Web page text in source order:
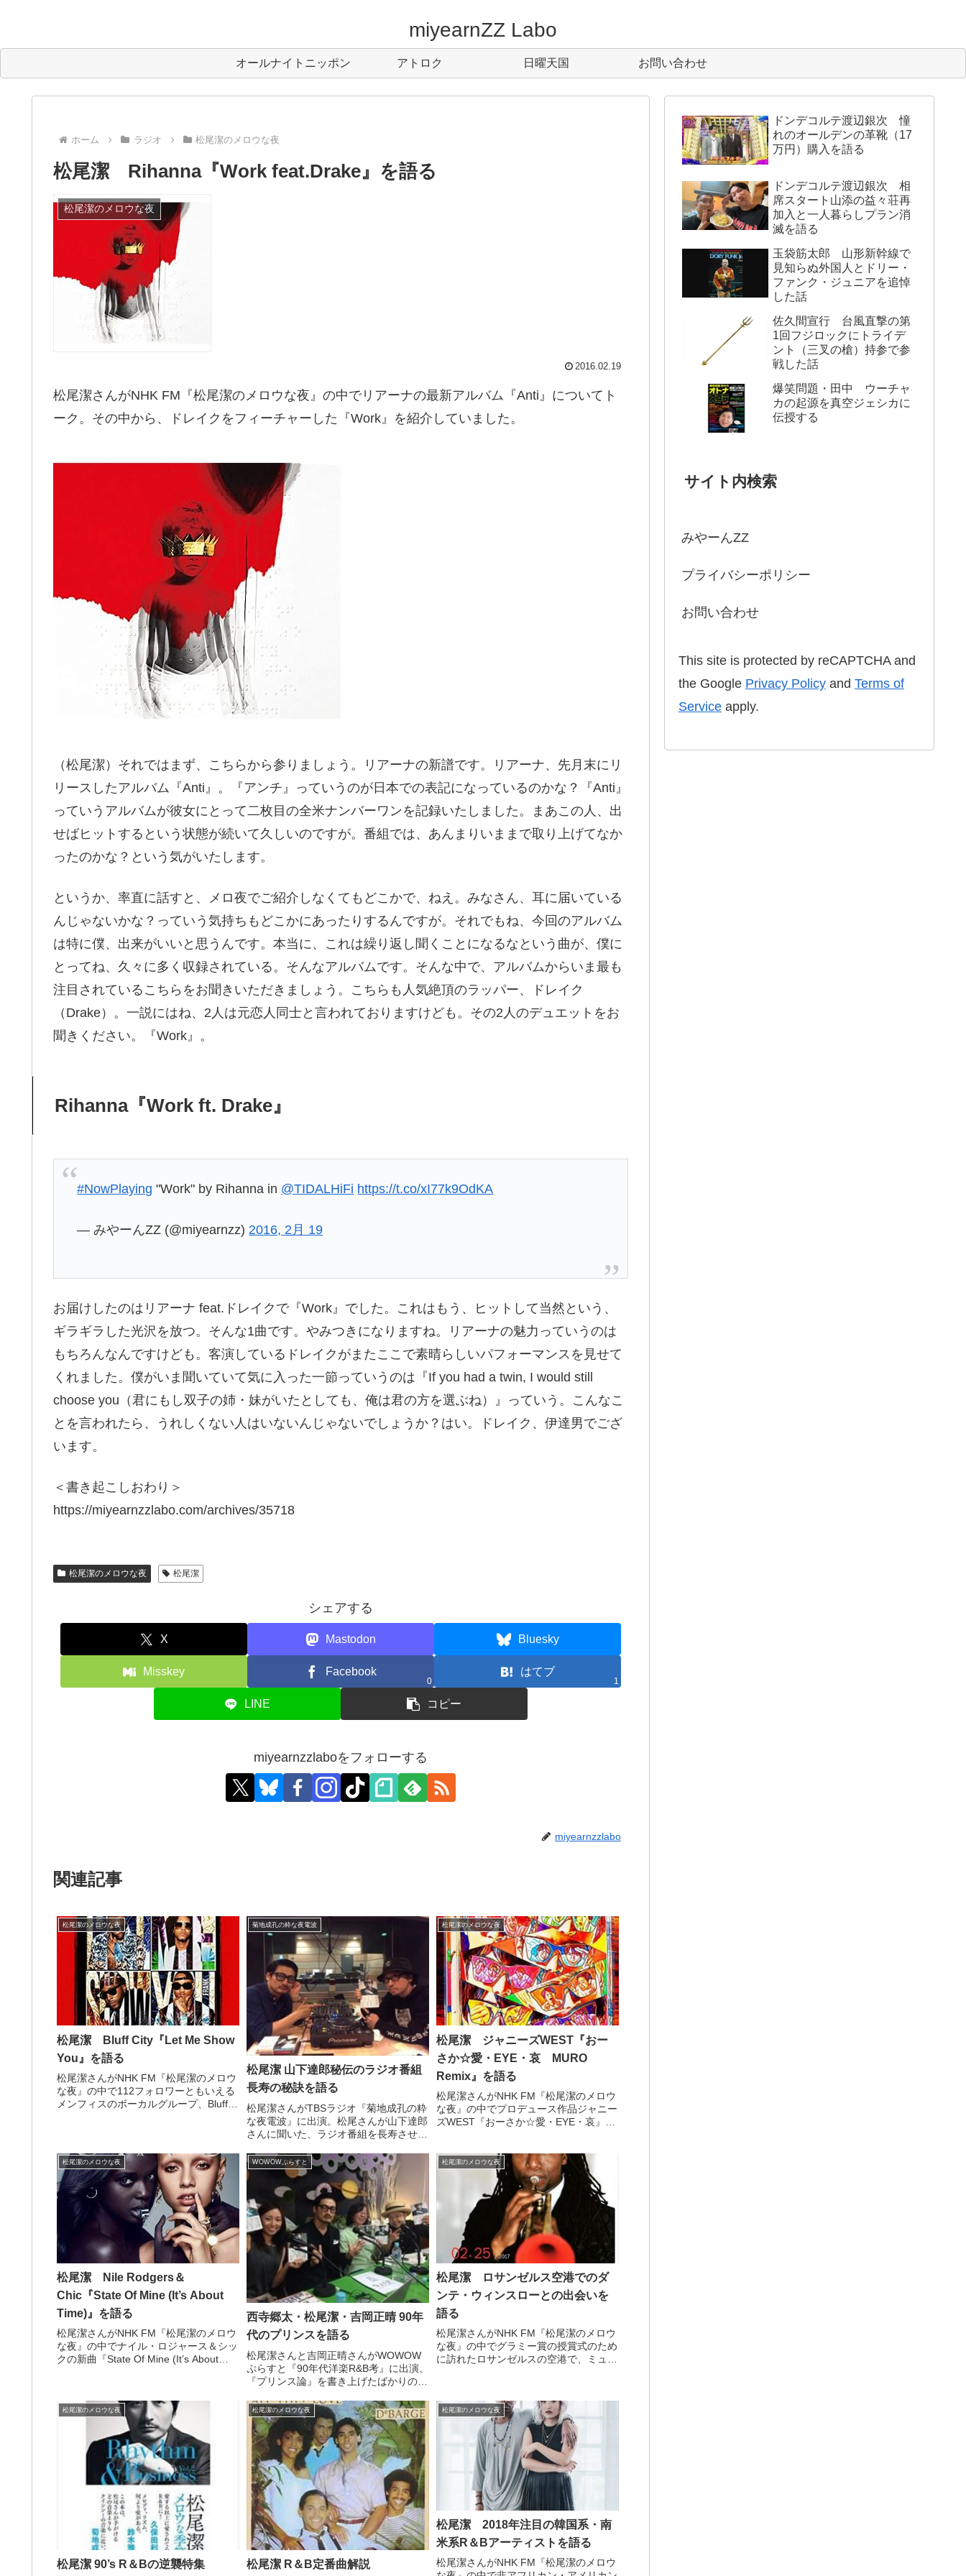
miyearnZZ Labo
オールナイトニッポン アトロク 日曜天国 お問い合わせ
ホーム ラジオ 松尾潔のメロウな夜
松尾潔 Rihanna『Work feat.Drake』を語る
松尾潔のメロウな夜
2016.02.19
松尾潔さんがNHK FM『松尾潔のメロウな夜』の中でリアーナの最新アルバム『Anti』についてト
ーク。その中から、ドレイクをフィーチャーした『Work』を紹介していました。
（松尾潔）それではまず、こちらから参りましょう。リアーナの新譜です。リアーナ、先月末にリ
リースしたアルバム『Anti』。『アンチ』っていうのが日本での表記になっているのかな？『Anti』
っていうアルバムが彼女にとって二枚目の全米ナンバーワンを記録いたしました。まあこの人、出
せばヒットするという状態が続いて久しいのですが。番組では、あんまりいままで取り上げてなか
ったのかな？という気がいたします。
というか、率直に話すと、メロ夜でご紹介しなくてもどこかで、ねえ。みなさん、耳に届いている
んじゃないかな？っていう気持ちもどこかにあったりするんですが。それでもね、今回のアルバム
は特に僕、出来がいいと思うんです。本当に、これは繰り返し聞くことになるなという曲が、僕に
とってね、久々に多く収録されている。そんなアルバムです。そんな中で、アルバムからいま最も
注目されているこちらをお聞きいただきましょう。こちらも人気絶頂のラッパー、ドレイク
（Drake）。一説にはね、2人は元恋人同士と言われておりますけども。その2人のデュエットをお
聞きください。『Work』。
Rihanna『Work ft. Drake』
#NowPlaying "Work" by Rihanna in @TIDALHiFi https://t.co/xI77k9OdKA
— みやーんZZ (@miyearnzz) 2016, 2月 19
お届けしたのはリアーナ feat.ドレイクで『Work』でした。これはもう、ヒットして当然という、
ギラギラした光沢を放つ。そんな1曲です。やみつきになりますね。リアーナの魅力っていうのは
もちろんなんですけども。客演しているドレイクがまたここで素晴らしいパフォーマンスを見せて
くれました。僕がいま聞いていて気に入った一節っていうのは『If you had a twin, I would still
choose you（君にもし双子の姉・妹がいたとしても、俺は君の方を選ぶね）』っていう。こんなこ
とを言われたら、うれしくない人はいないんじゃないでしょうか？はい。ドレイク、伊達男でござ
います。
＜書き起こしおわり＞
https://miyearnzzlabo.com/archives/35718
松尾潔のメロウな夜 松尾潔
シェアする
X Mastodon Bluesky
Misskey Facebook
0
はてブ
1
LINE コピー
miyearnzzlaboをフォローする
miyearnzzlabo
関連記事
松尾潔のメロウな夜
松尾潔 Bluff City『Let Me Show
You』を語る
松尾潔さんがNHK FM『松尾潔のメロウ
な夜』の中で112フォロワーともいえる
メンフィスのボーカルグループ、Bluff
菊地成孔の粋な夜電波
松尾潔 山下達郎秘伝のラジオ番組
長寿の秘訣を語る
松尾潔さんがTBSラジオ『菊地成孔の粋
な夜電波』に出演。松尾さんが山下達郎
さんに聞いた、ラジオ番組を長寿させる
ございます。 昨夜TBSラジオ『菊地成
孔の粋な夜電波』に耳を傾けてくださっ
た方々に厚く御礼申し...
松尾潔のメロウな夜
松尾潔 ジャニーズWEST『おー
さか☆愛・EYE・哀 MURO
Remix』を語る
松尾潔さんがNHK FM『松尾潔のメロウ
な夜』の中でプロデュース作品ジャニー
ズWEST『おーさか☆愛・EYE・哀』の
さか☆愛・EYE・哀」を含むジャニーズ
松尾潔のメロウな夜
松尾潔 Nile Rodgers＆
Chic『State Of Mine (It’s About
Time)』を語る
松尾潔さんがNHK FM『松尾潔のメロウ
な夜』の中でナイル・ロジャース＆シッ
クの新曲『State Of Mine (It’s About
WOWOWぷらすと
西寺郷太・松尾潔・吉岡正晴 90年
代のプリンスを語る
松尾潔さんと吉岡正晴さんがWOWOW
ぷらすと『90年代洋楽R&B考』に出演。
『プリンス論』を書き上げたばかりの西
て語り合っていました。WOWOWぷら
すとをご覧の皆様、長時間の余談？にお
付き合いくださいま...
松尾潔のメロウな夜
松尾潔 ロサンゼルス空港でのダ
ンテ・ウィンスローとの出会いを
語る
松尾潔さんがNHK FM『松尾潔のメロウ
な夜』の中でグラミー賞の授賞式のため
に訪れたロサンゼルスの空港で、ミュー
@dontaewinslow @winslowdy...
松尾潔のメロウな夜
松尾潔 90’s R＆Bの逆襲特集
松尾潔のメロウな夜
松尾潔 R＆B定番曲解説
松尾潔のメロウな夜
松尾潔 2018年注目の韓国系・南
米系R＆Bアーティストを語る
松尾潔さんがNHK FM『松尾潔のメロウ
ドンデコルテ渡辺銀次 憧
れのオールデンの革靴（17
万円）購入を語る
ドンデコルテ渡辺銀次 相
席スタート山添の益々荘再
加入と一人暮らしプラン消
滅を語る
玉袋筋太郎 山形新幹線で
見知らぬ外国人とドリー・
ファンク・ジュニアを追悼
した話
佐久間宣行 台風直撃の第
1回フジロックにトライデ
ント（三叉の槍）持参で参
戦した話
爆笑問題・田中 ウーチャ
カの起源を真空ジェシカに
伝授する
サイト内検索
みやーんZZ
プライバシーポリシー
お問い合わせ
This site is protected by reCAPTCHA and
the Google Privacy Policy and Terms of
Service apply.